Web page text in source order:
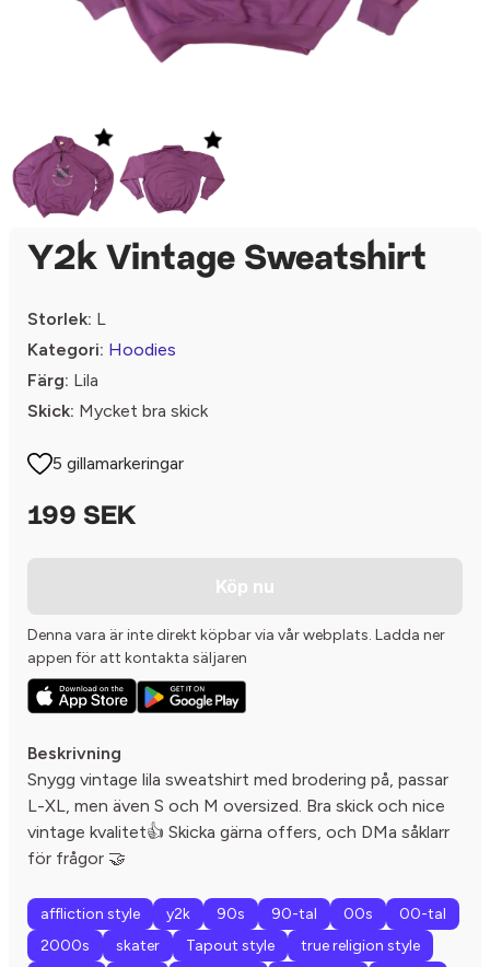
Y2k Vintage Sweatshirt
Storlek: L
Kategori: Hoodies
Färg: Lila
Skick: Mycket bra skick
5 gillamarkeringar
199 SEK
Köp nu
Denna vara är inte direkt köpbar via vår webplats. Ladda ner
appen för att kontakta säljaren
Beskrivning
Snygg vintage lila sweatshirt med brodering på, passar
L-XL, men även S och M oversized. Bra skick och nice
vintage kvalitet👍 Skicka gärna offers, och DMa såklarr
för frågor 🤝
affliction style y2k 90s 90-tal 00s
00-tal
2000s
skater Tapout style
true religion style